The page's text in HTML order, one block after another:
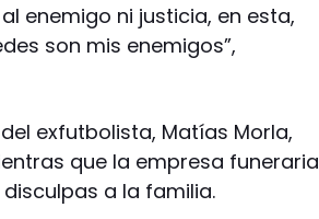
enemigo ni justicia, en esta,
son mis enemigos”,
exfutbolista, Matías Morla,
que la empresa funeraria
a la familia.